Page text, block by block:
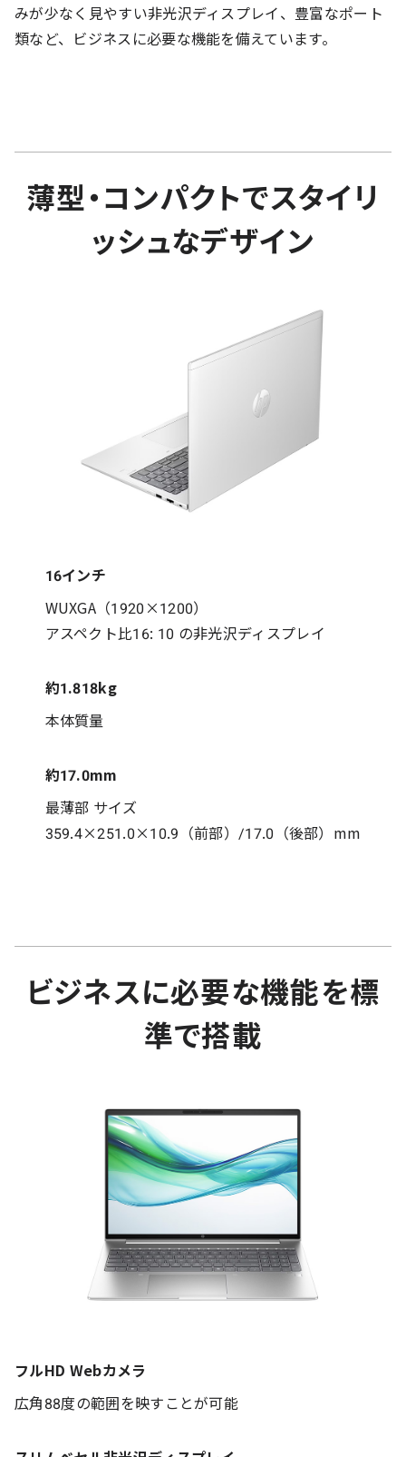
みが少なく見やすい非光沢ディスプレイ、豊富なポート
類など、ビジネスに必要な機能を備えています。
薄型・コンパクトでスタイリ
ッシュなデザイン
16インチ
WUXGA（1920×1200）
アスペクト比16: 10 の非光沢ディスプレイ
約1.818kg
本体質量
約17.0mm
最薄部 サイズ
359.4×251.0×10.9（前部）/17.0（後部）mm
ビジネスに必要な機能を標
準で搭載
フルHD Webカメラ
広角88度の範囲を映すことが可能